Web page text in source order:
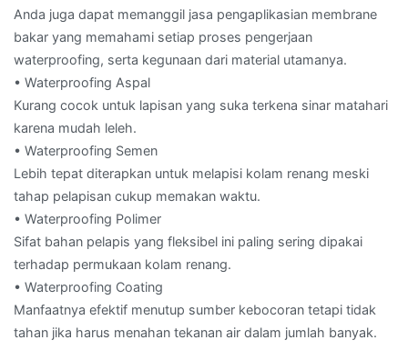
Anda juga dapat memanggil jasa pengaplikasian membrane
bakar yang memahami setiap proses pengerjaan
waterproofing, serta kegunaan dari material utamanya.
• Waterproofing Aspal
Kurang cocok untuk lapisan yang suka terkena sinar matahari
karena mudah leleh.
• Waterproofing Semen
Lebih tepat diterapkan untuk melapisi kolam renang meski
tahap pelapisan cukup memakan waktu.
• Waterproofing Polimer
Sifat bahan pelapis yang fleksibel ini paling sering dipakai
terhadap permukaan kolam renang.
• Waterproofing Coating
Manfaatnya efektif menutup sumber kebocoran tetapi tidak
tahan jika harus menahan tekanan air dalam jumlah banyak.